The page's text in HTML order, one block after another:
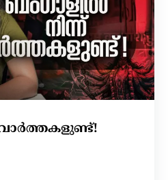
വാർത്തകളുണ്ട്!